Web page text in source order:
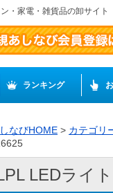
・家電・雑貨品の卸サイ
ランキング
なびHOME > カテゴリ
LEDライ